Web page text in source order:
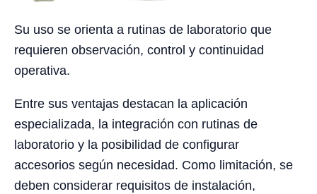
Su uso se orienta a rutinas de laboratorio que
requieren observación, control y continuidad
operativa.
Entre sus ventajas destacan la aplicación
especializada, la integración con rutinas de
laboratorio y la posibilidad de configurar
accesorios según necesidad. Como limitación, se
deben considerar requisitos de instalación,